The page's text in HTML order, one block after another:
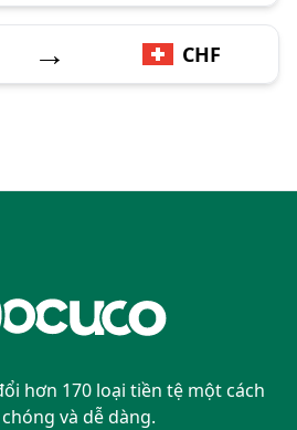
→ CHF
hơn 170 loại tiền tệ một cách
và dễ dàng.